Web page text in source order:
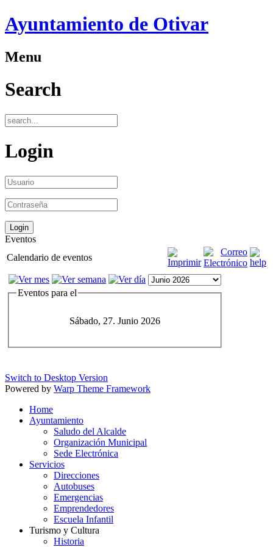
Ayuntamiento de Otivar
Menu
Search
Login
Eventos
Calendario de eventos
Eventos para el
Sábado, 27. Junio 2026
Switch to Desktop Version
Powered by Warp Theme Framework
Home
Ayuntamiento
Saludo del Alcalde
Organización Municipal
Sede Electrónica
Servicios
Direcciones
Autobuses
Emergencias
Emprendedores
Escuela Infantil
Turismo y Cultura
Historia